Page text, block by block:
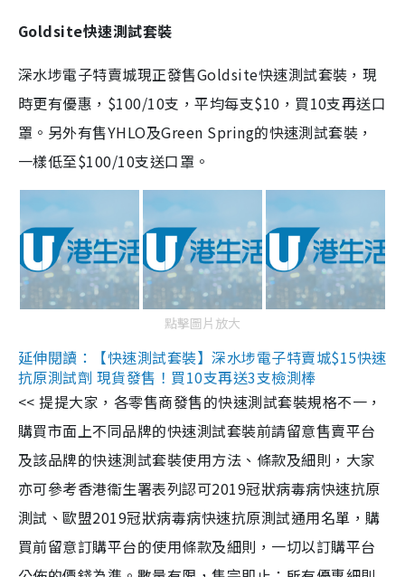
Goldsite快速測試套裝
深水埗電子特賣城現正發售Goldsite快速測試套裝，現
時更有優惠，$100/10支，平均每支$10，買10支再送口
罩。另外有售YHLO及Green Spring的快速測試套裝，
一樣低至$100/10支送口罩。
點擊圖片放大
延伸閱讀：【快速測試套裝】深水埗電子特賣城$15快速
抗原測試劑 現貨發售！買10支再送3支檢測棒
<< 提提大家，各零售商發售的快速測試套裝規格不一，
購買市面上不同品牌的快速測試套裝前請留意售賣平台
及該品牌的快速測試套裝使用方法、條款及細則，大家
亦可參考香港衞生署表列認可2019冠狀病毒病快速抗原
測試、歐盟2019冠狀病毒病快速抗原測試通用名單，購
買前留意訂購平台的使用條款及細則，一切以訂購平台